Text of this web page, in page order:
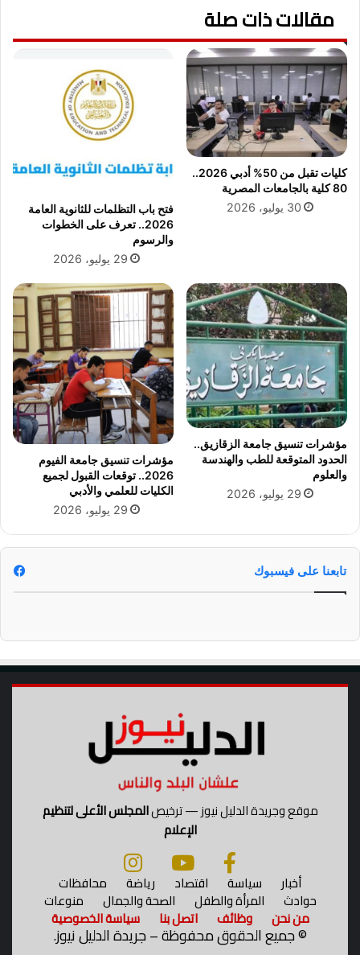
ت
ا
ل
ح
د
ي
ث
ة
ف
ى
ا
ع
ة
و
ا
ل
غ
ذ
ا
ء
"
ب
م
ك
ة
م
ص
ا
م
ة
خ
ط
ب
ة
ا
ل
ج
ع
ة
ر
ف
ق
"
أ
س
ا
س
ب
ا
ء
ا
ن
س
ا
ق
ر
مقالات ذات صلة
كليات تقبل من 50% أدبي 2026..
80 كلية بالجامعات المصرية
30 يوليو، 2026
فتح باب التظلمات للثانوية العامة
2026.. تعرف على الخطوات
والرسوم
29 يوليو، 2026
مؤشرات تنسيق جامعة الزقازيق..
الحدود المتوقعة للطب والهندسة
والعلوم
29 يوليو، 2026
مؤشرات تنسيق جامعة الفيوم
2026.. توقعات القبول لجميع
الكليات للعلمي والأدبي
29 يوليو، 2026
تابعنا على فيسبوك
موقع وجريدة الدليل نيوز — ترخيصالمجلس الأعلى لتنظيم
الإعلام
أخبار سياسة اقتصاد رياضة محافظات
حوادث المرأة والطفل الصحة والجمال منوعات
من نحن وظائف اتصل بنا سياسة الخصوصية
©جميع الحقوق محفوظة – جريدة الدليل نيوز.